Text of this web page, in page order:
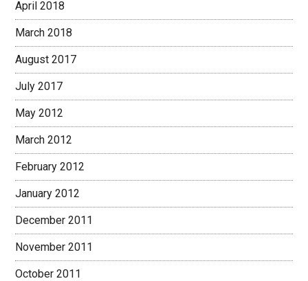
April 2018
March 2018
August 2017
July 2017
May 2012
March 2012
February 2012
January 2012
December 2011
November 2011
October 2011